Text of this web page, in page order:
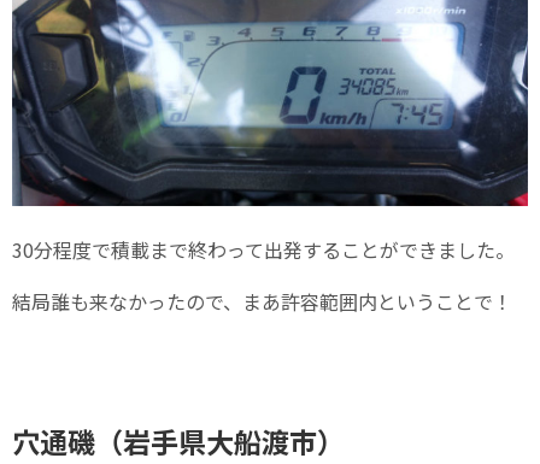
30分程度で積載まで終わって出発することができました。
結局誰も来なかったので、まあ許容範囲内ということで！
穴通磯（岩手県大船渡市）